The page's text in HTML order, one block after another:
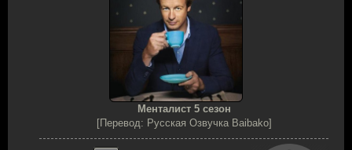
Менталист 5 сезон
[Перевод: Русская Озвучка Baibako]